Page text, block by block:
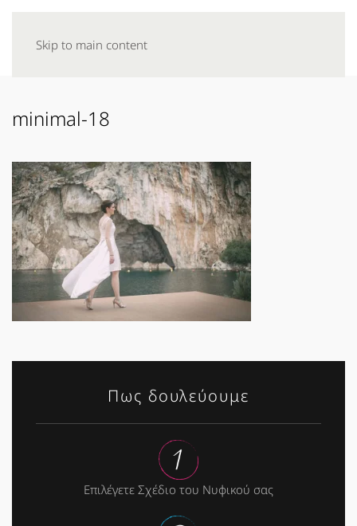
Skip to main content
minimal-18
Πως δουλεύουμε
Επιλέγετε Σχέδιο του Νυφικού σας